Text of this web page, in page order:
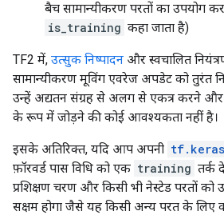
बैच सामान्यीकरण परतों का उपयोग
is_training कहा जाता है)
TF2 में, उत्सुक निष्पादन और स्वचालित
सामान्यीकरण मूविंग एवरेज अपडेट को तुरंत
उन्हें अद्यतन संग्रह से अलग से एकत्र करने और
के रूप में जोड़ने की कोई आवश्यकता नहीं है।
इसके अतिरिक्त, यदि आप अपनी
फ़ॉरवर्ड पास विधि को एक training तर्क
प्रशिक्षण चरण और किसी भी नेस्टेड परतों को
सक्षम होगा जैसे यह किसी अन्य परत के लिए